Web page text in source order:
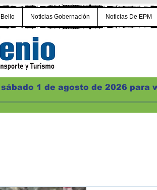
Noticias Gobernación Noticias De EPM
1 de agosto de 2026 para